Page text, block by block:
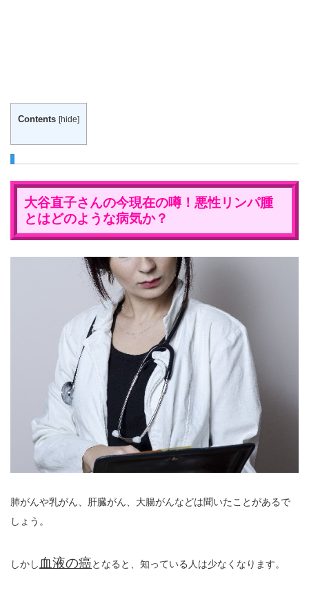
Contents [hide]
大谷直子さんの今現在の噂！ 悪性リンパ腫
とはどのような病気か？
肺がんや乳がん、肝臓がん、大腸がんなどは聞いたことがあるで
しょう。
しかし 血液の癌となると、知っている人は少なくなります。